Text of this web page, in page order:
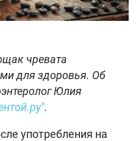
чревата
для здоровья. Об
Юлия
.
употребления на